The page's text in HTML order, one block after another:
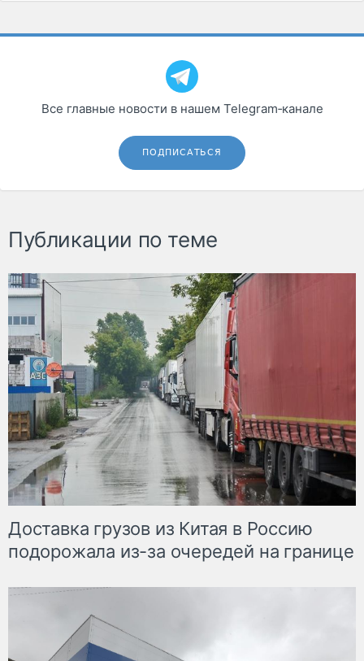
Все главные новости в нашем Telegram‑канале
ПОДПИСАТЬСЯ
Публикации по теме
Доставка грузов из Китая в Россию
подорожала из-за очередей на границе